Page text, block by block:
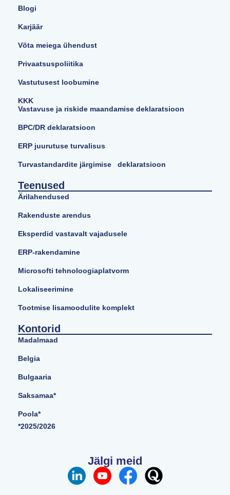
Blogi
Karjäär
Võta meiega ühendust
Privaatsuspoliitika
Vastutusest loobumine
KKK
Vastavuse ja riskide maandamise deklaratsioon
BPC/DR deklaratsioon
ERP juurutuse turvalisus
Turvastandardite järgimise deklaratsioon
Teenused
Ärilahendused
Rakenduste arendus
Eksperdid vastavalt vajadusele
ERP-rakendamine
Microsofti tehnoloogiaplatvorm
Lokaliseerimine
Tootmise lisamoodulite komplekt
Kontorid
Madalmaad
Belgia
Bulgaaria
Saksamaa*
Poola*
*2025/2026
Jälgi meid